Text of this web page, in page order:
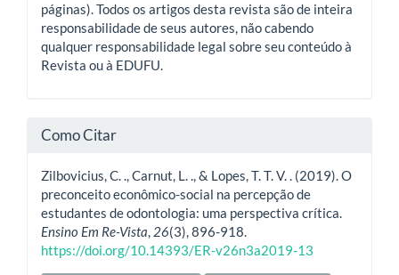
páginas). Todos os artigos desta revista são de inteira
responsabilidade de seus autores, não cabendo
qualquer responsabilidade legal sobre seu conteúdo à
Revista ou à EDUFU.
Como Citar
Zilbovicius, C. ., Carnut, L. ., & Lopes, T. T. V. . (2019). O
preconceito econômico-social na percepção de
estudantes de odontologia: uma perspectiva crítica.
Ensino Em Re-Vista, 26(3), 896-918.
https://doi.org/10.14393/ER-v26n3a2019-13